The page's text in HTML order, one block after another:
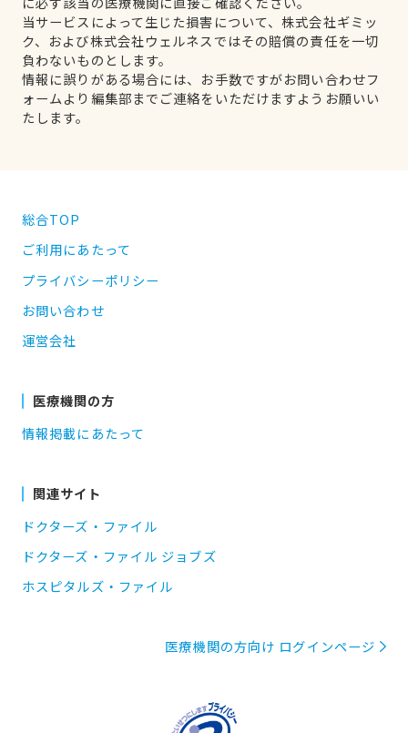
当サービスによって生じた損害について、株式会社ギミッ
ク、および株式会社ウェルネスではその賠償の責任を一切
負わないものとします。
情報に誤りがある場合には、お手数ですがお問い合わせフ
ォームより編集部までご連絡をいただけますようお願いい
たします。
総合TOP
ご利用にあたって
プライバシーポリシー
お問い合わせ
運営会社
医療機関の方
情報掲載にあたって
関連サイト
ドクターズ・ファイル
ドクターズ・ファイル ジョブズ
ホスピタルズ・ファイル
医療機関の方向け ログインページ